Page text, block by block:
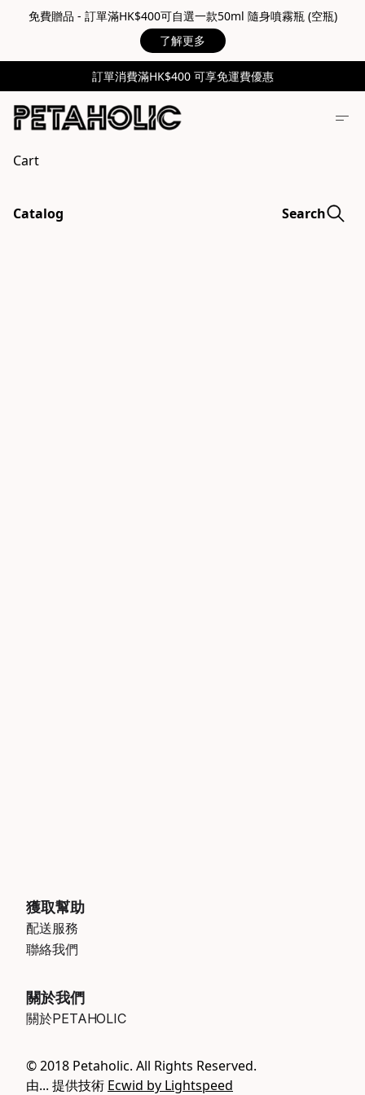
免費贈品 - 訂單滿HK$400可自選一款50ml 隨身噴霧瓶 (空瓶)
了解更多
訂單消費滿HK$400 可享免運費優惠
Cart
Catalog Search
獲取幫助
配送服務
聯絡我們
關於我們
關於PETAHOLIC
© 2018 Petaholic. All Rights Reserved.
由... 提供技術 Ecwid by Lightspeed